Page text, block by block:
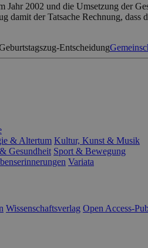
2002 und die Umsetzung der
damit der Tatsache Rechnung,
Entscheidung
& Altertum Kultur, Kunst & Musik
Gesundheit Sport & Bewegung
Variata
Wissenschaftsverlag Open Access-